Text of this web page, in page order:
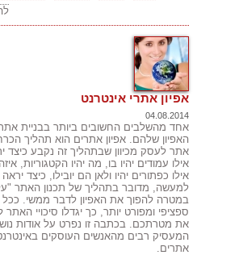
אפיון אתרי אינטרנט
04.08.2014
אחד מהשלבים החשובים ביותר בבניית
האפיון שלהם. אפיון אתרים הוא תהליך
אתר לעסק מכיוון שבתהליך זה נקבע כיצד
אילו עמודים יהיו בו, מה יהיו הקטגוריות,
אילו כפתורים יהיו ולאן הם יובילו, כיצד
למעשה, מדובר בתהליך של תכנון האתר
במטרה להפוך את האפיון לדבר ממשי. ככל
ספציפי ומפורט יותר, כך יגדלו סיכויי האתר
את מטרתכם. בכתבה זו נפרט על אודות
המעסיק רבים מהאנשים העוסקים באינטרנט
אתרים.